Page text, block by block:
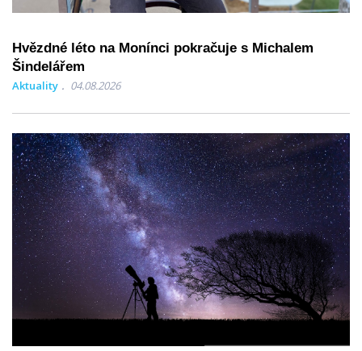
Hvězdné léto na Monínci pokračuje s Michalem
Šindelářem
Aktuality 04.08.2026